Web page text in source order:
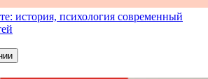
история, психология современный